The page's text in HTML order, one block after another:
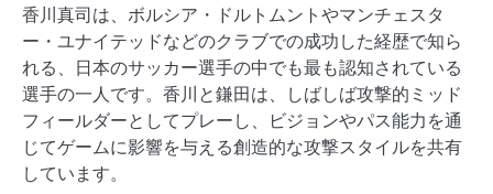
香川真司は、ボルシア・ドルトムントやマンチェスタ
ー・ユナイテッドなどのクラブでの成功した経歴で知ら
れる、日本のサッカー選手の中でも最も認知されている
選手の一人です。香川と鎌田は、しばしば攻撃的ミッド
フィールダーとしてプレーし、ビジョンやパス能力を通
じてゲームに影響を与える創造的な攻撃スタイルを共有
しています。